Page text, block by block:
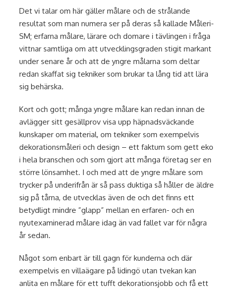
Det vi talar om här gäller målare och de strålande
resultat som man numera ser på deras så kallade Måleri-
SM; erfarna målare, lärare och domare i tävlingen i fråga
vittnar samtliga om att utvecklingsgraden stigit markant
under senare år och att de yngre målarna som deltar
redan skaffat sig tekniker som brukar ta lång tid att lära
sig behärska.
Kort och gott; många yngre målare kan redan innan de
avlägger sitt gesällprov visa upp häpnadsväckande
kunskaper om material, om tekniker som exempelvis
dekorationsmåleri och design – ett faktum som gett eko
i hela branschen och som gjort att många företag ser en
större lönsamhet. I och med att de yngre målare som
trycker på underifrån är så pass duktiga så håller de äldre
sig på tårna, de utvecklas även de och det finns ett
betydligt mindre ”glapp” mellan en erfaren- och en
nyutexaminerad målare idag än vad fallet var för några
år sedan.
Något som enbart är till gagn för kunderna och där
exempelvis en villaägare på lidingö utan tvekan kan
anlita en målare för ett tufft dekorationsjobb och få ett